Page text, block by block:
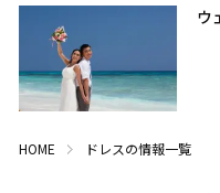
プレー
ピチット
ウタイターニー
ウ
HOME ドレスの情報一覧